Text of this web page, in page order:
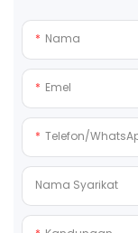
Nama
Emel
Telefon/
Nama Syarikat